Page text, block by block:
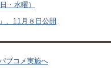
・水曜）
、11月８日公開
ブコメ実施へ